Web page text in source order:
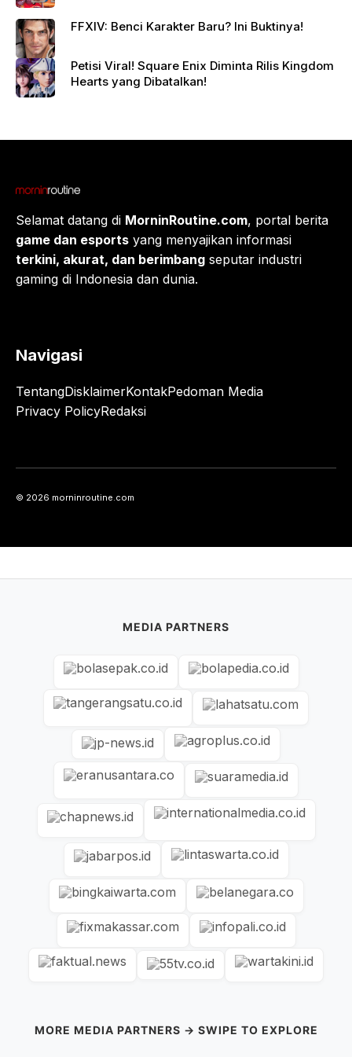
FFXIV: Benci Karakter Baru? Ini Buktinya!
Petisi Viral! Square Enix Diminta Rilis Kingdom
Hearts yang Dibatalkan!
Selamat datang di MorninRoutine.com, portal berita
game dan esports yang menyajikan informasi
terkini, akurat, dan berimbang seputar industri
gaming di Indonesia dan dunia.
Navigasi
TentangDisklaimerKontakPedoman Media
Privacy PolicyRedaksi
© 2026 morninroutine.com
MEDIA PARTNERS
MORE MEDIA PARTNERS → SWIPE TO EXPLORE